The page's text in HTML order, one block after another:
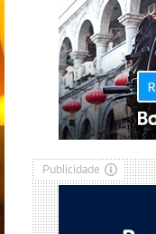
Publicidade